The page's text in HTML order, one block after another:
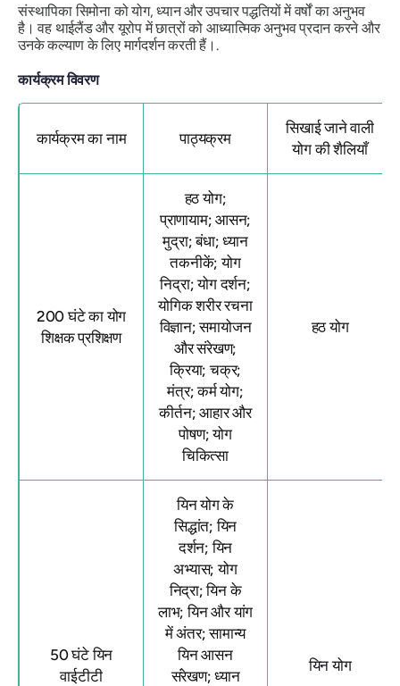
संस्थापिका सिमोना को योग, ध्यान और उपचार पद्धतियों में वर्षों का अनुभव
है। वह थाईलैंड और यूरोप में छात्रों को आध्यात्मिक अनुभव प्रदान करने और
उनके कल्याण के लिए मार्गदर्शन करती हैं।.
कार्यक्रम विवरण
कार्यक्रम का नाम पाठ्यक्रम
सिखाई जाने वाली
योग की शैलियाँ
200 घंटे का योग
शिक्षक प्रशिक्षण
हठ योग;
प्राणायाम; आसन;
मुद्रा; बंधा; ध्यान
तकनीकें; योग
निद्रा; योग दर्शन;
योगिक शरीर रचना
विज्ञान; समायोजन
और संरेखण;
क्रिया; चक्र;
मंत्र; कर्म योग;
कीर्तन; आहार और
पोषण; योग
चिकित्सा
हठ योग
50 घंटे यिन
वाईटीटी
यिन योग के
सिद्धांत; यिन
दर्शन; यिन
अभ्यास; योग
निद्रा; यिन के
लाभ; यिन और यांग
में अंतर; सामान्य
यिन आसन
संरेखण; ध्यान
यिन योग